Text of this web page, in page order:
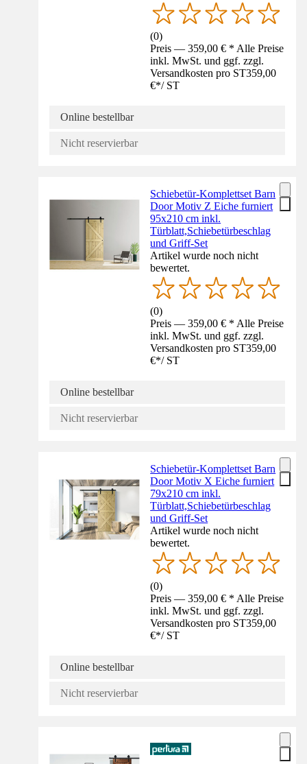
(0)
Preis — 359,00 € * Alle Preise
inkl. MwSt. und ggf. zzgl.
Versandkosten pro ST359,00
€*/ ST
Online bestellbar
Nicht reservierbar
Schiebetür-Komplettset Barn
Door Motiv Z Eiche furniert
95x210 cm inkl.
Türblatt,Schiebetürbeschlag
und Griff-Set
Artikel wurde noch nicht
bewertet.
(0)
Preis — 359,00 € * Alle Preise
inkl. MwSt. und ggf. zzgl.
Versandkosten pro ST359,00
€*/ ST
Online bestellbar
Nicht reservierbar
Schiebetür-Komplettset Barn
Door Motiv X Eiche furniert
79x210 cm inkl.
Türblatt,Schiebetürbeschlag
und Griff-Set
Artikel wurde noch nicht
bewertet.
(0)
Preis — 359,00 € * Alle Preise
inkl. MwSt. und ggf. zzgl.
Versandkosten pro ST359,00
€*/ ST
Online bestellbar
Nicht reservierbar